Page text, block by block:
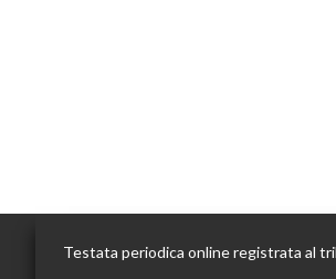
Testata periodica online registrata al